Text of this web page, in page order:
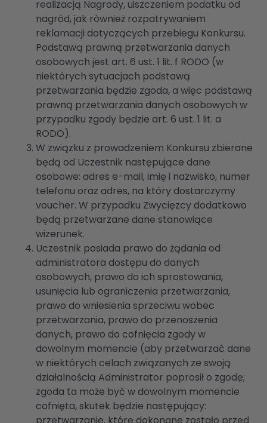
realizacją Nagrody, uiszczeniem podatku od
nagród, jak również rozpatrywaniem
reklamacji dotyczących przebiegu Konkursu.
Podstawą prawną przetwarzania danych
osobowych jest art. 6 ust. 1 lit. f RODO (w
niektórych sytuacjach podstawą
przetwarzania będzie zgoda, a więc podstawą
prawną przetwarzania danych osobowych w
przypadku zgody będzie art. 6 ust. 1 lit. a
RODO).
W związku z prowadzeniem Konkursu zbierane
będą od Uczestnik następujące dane
osobowe: adres e-mail, imię i nazwisko, numer
telefonu oraz adres, na który dostarczymy
voucher. W przypadku Zwycięzcy dodatkowo
będą przetwarzane dane stanowiące
wizerunek.
Uczestnik posiada prawo do żądania od
administratora dostępu do danych
osobowych, prawo do ich sprostowania,
usunięcia lub ograniczenia przetwarzania,
prawo do wniesienia sprzeciwu wobec
przetwarzania, prawo do przenoszenia
danych, prawo do cofnięcia zgody w
dowolnym momencie (aby przetwarzać dane
w niektórych celach związanych ze swoją
działalnością Administrator poprosił o zgodę;
zgoda ta może być w dowolnym momencie
cofnięta, skutek będzie następujący: